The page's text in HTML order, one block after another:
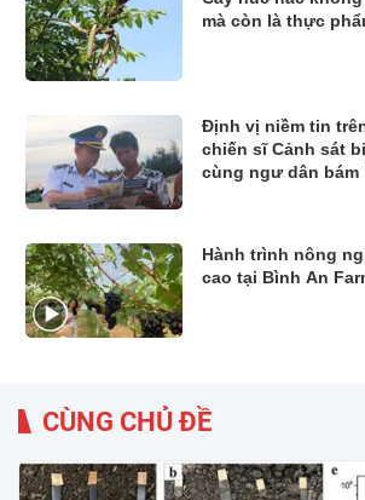
mà còn là thực
Định vị niềm tin
chiến sĩ Cảnh sát
cùng ngư dân bám
Hành trình nông
cao tại Bình An
CÙNG CHỦ ĐỀ